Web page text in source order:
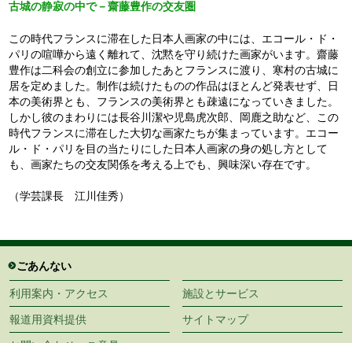
ごあんない
利用案内・アクセス 施設とサービス
報道用資料提供 サイトマップ
古城の静寂の中で－齋藤豊作の交友圏
この時代フランスに滞在した日本人画家の中には、エコール・ド・
パリの喧嘩から遠く離れて、沈黙を守り続けた画家がいます。齋藤
豊作は二科会の創立に参加したあとフランスに渡り、寒村の古城に
居を定めました。制作は続けたものの作品はほとんど発表せず、日
本の美術界とも、フランスの美術界とも疎遠になっていきました。
しかし彼のまわりには長谷川潔や児島虎次郎、岡鹿之助など、この
時代フランスに滞在した大切な画家たちが集まっています。エコー
ル・ド・パリを目の当たりにした日本人画家の身の処し方として
も、画家たちの交友関係を考える上でも、興味深い存在です。
（学芸課長 江川佳秀）